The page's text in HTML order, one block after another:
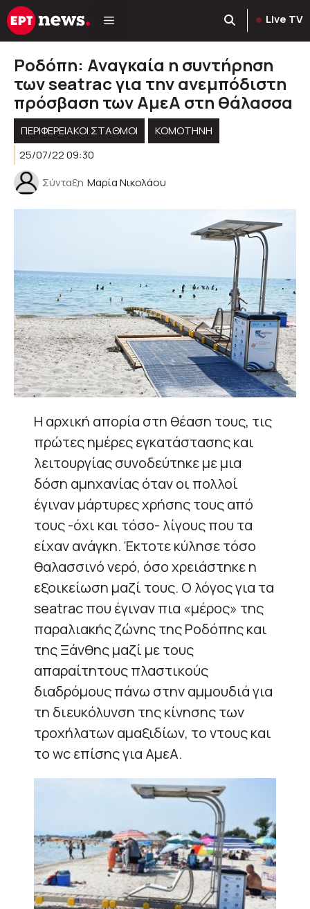
Μετάβαση
σε
Live TV
Ροδόπη: Αναγκαία η συντήρηση
των seatrac για την ανεμπόδιστη
πρόσβαση των ΑμεΑ στη θάλασσα
ΠΕΡΙΦΕΡΕΙΑΚΟΊ ΣΤΑΘΜΟΊ
KOMOTHNH
25/07/22 09:30
Σύνταξη Μαρία Νικολάου
Η αρχική απορία στη θέαση τους, τις
πρώτες ημέρες εγκατάστασης και
λειτουργίας συνοδεύτηκε με μια
δόση αμηχανίας όταν οι πολλοί
έγιναν μάρτυρες χρήσης τους από
τους -όχι και τόσο- λίγους που τα
είχαν ανάγκη. Έκτοτε κύλησε τόσο
θαλασσινό νερό, όσο χρειάστηκε η
εξοικείωση μαζί τους. Ο λόγος για τα
seatrac που έγιναν πια «μέρος» της
παραλιακής ζώνης της Ροδόπης και
της Ξάνθης μαζί με τους
απαραίτητους πλαστικούς
διαδρόμους πάνω στην αμμουδιά για
τη διευκόλυνση της κίνησης των
τροχήλατων αμαξιδίων, το ντους και
το wc επίσης για ΑμεΑ.